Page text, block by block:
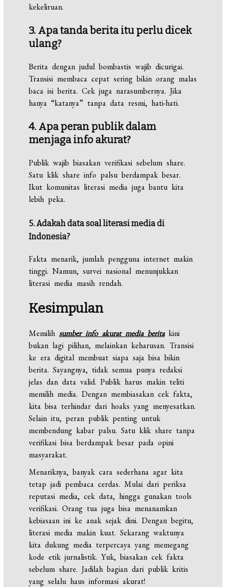
kekeliruan.
3. Apa tanda berita itu perlu dicek
ulang?
Berita dengan judul bombastis wajib dicurigai.
Transisi membaca cepat sering bikin orang malas
baca isi berita. Cek juga narasumbernya. Jika
hanya “katanya” tanpa data resmi, hati-hati.
4. Apa peran publik dalam
menjaga info akurat?
Publik wajib biasakan verifikasi sebelum share.
Satu klik share info palsu berdampak besar.
Ikut komunitas literasi media juga bantu kita
lebih peka.
5. Adakah data soal literasi media di
Indonesia?
Fakta menarik, jumlah pengguna internet makin
tinggi. Namun, survei nasional menunjukkan
literasi media masih rendah.
Kesimpulan
Memilihsumber info akurat media berita kini
bukan lagi pilihan, melainkan keharusan. Transisi
ke era digital membuat siapa saja bisa bikin
berita. Sayangnya, tidak semua punya redaksi
jelas dan data valid. Publik harus makin teliti
memilih media. Dengan membiasakan cek fakta,
kita bisa terhindar dari hoaks yang menyesatkan.
Selain itu, peran publik penting untuk
membendung kabar palsu. Satu klik share tanpa
verifikasi bisa berdampak besar pada opini
masyarakat.
Menariknya, banyak cara sederhana agar kita
tetap jadi pembaca cerdas. Mulai dari periksa
reputasi media, cek data, hingga gunakan tools
verifikasi. Orang tua juga bisa menanamkan
kebiasaan ini ke anak sejak dini. Dengan begitu,
literasi media makin kuat. Sekarang waktunya
kita dukung media terpercaya yang memegang
kode etik jurnalistik. Yuk, biasakan cek fakta
sebelum share. Jadilah bagian dari publik kritis
yang selalu haus informasi akurat!